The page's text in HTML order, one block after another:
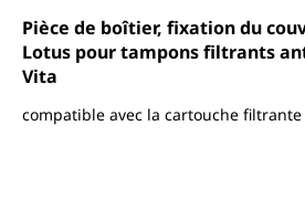
Pièce de boîtier, fixation du
Lotus pour tampons filtrants
Vita
compatible avec la cartouche filtrante